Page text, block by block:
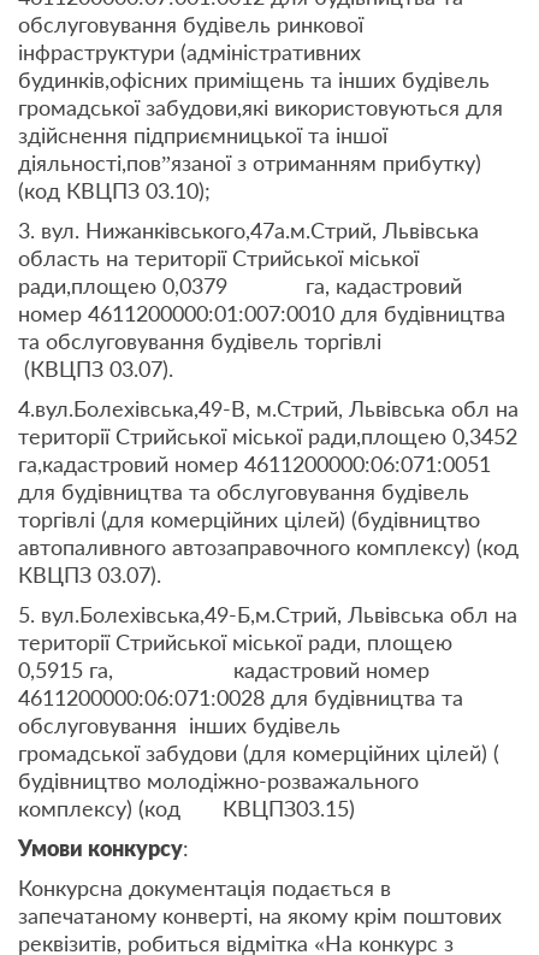
обслуговування будівель ринкової
інфраструктури (адміністративних
будинків,офісних приміщень та інших будівель
громадської забудови,які використовуються для
здійснення підприємницької та іншої
діяльності,пов”язаної з отриманням прибутку)
(код КВЦПЗ 03.10);
3. вул. Нижанківського,47а.м.Стрий, Львівська
область на території Стрийської міської
ради,площею 0,0379 га, кадастровий
номер 4611200000:01:007:0010 для будівництва
та обслуговування будівель торгівлі
(КВЦПЗ 03.07).
4.вул.Болехівська,49-В, м.Стрий, Львівська обл на
території Стрийської міської ради,площею 0,3452
га,кадастровий номер 4611200000:06:071:0051
для будівництва та обслуговування будівель
торгівлі (для комерційних цілей) (будівництво
автопаливного автозаправочного комплексу) (код
КВЦПЗ 03.07).
5. вул.Болехівська,49-Б,м.Стрий, Львівська обл на
території Стрийської міської ради, площею
0,5915 га, кадастровий номер
4611200000:06:071:0028 для будівництва та
обслуговування інших будівель
громадської забудови (для комерційних цілей) (
будівництво молодіжно-розважального
комплексу) (код КВЦПЗ03.15)
Умови конкурсу:
Конкурсна документація подається в
запечатаному конверті, на якому крім поштових
реквізитів, робиться відмітка «На конкурс з